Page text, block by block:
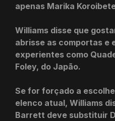
apenas Marika
Williams disse que
abrisse as comportas e
experientes como
Foley, do Japão.
Se for forçado a
elenco atual, Williams
Barrett deve substituir